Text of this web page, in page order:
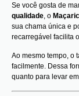
Se você gosta de
qualidade, o
sua chama única e
recarregável facilita
Ao mesmo tempo, o
facilmente. Dessa
quanto para levar